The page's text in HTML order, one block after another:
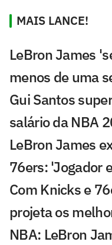
MAIS LANCE!
LeBron James
menos de uma
Gui Santos
salário da NBA
LeBron James
76ers: 'Jogador
Com Knicks e
projeta os
NBA: LeBron